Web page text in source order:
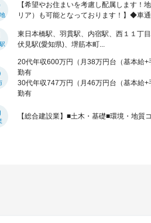
【希望やお住まいを考慮し配属します！
リア）も可能となっております！】◆車
東日本橋駅、羽貫駅、内宿駅、西１１丁
伏見駅(愛知県)、堺筋本町...
20代年収600万円（月38万円台（基本給
勤有
30代年収747万円（月46万円台（基本給
勤有
【総合建設業】■土木・基礎■環境・地質